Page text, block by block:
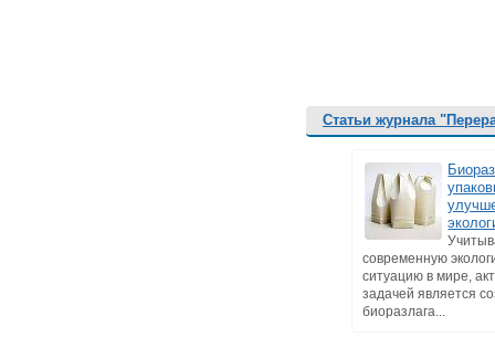
Статьи журнала
современную
ситуацию в мире,
задачей является
биоразлага...